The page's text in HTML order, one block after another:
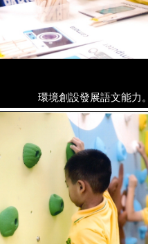
環境創設發展語文能力。